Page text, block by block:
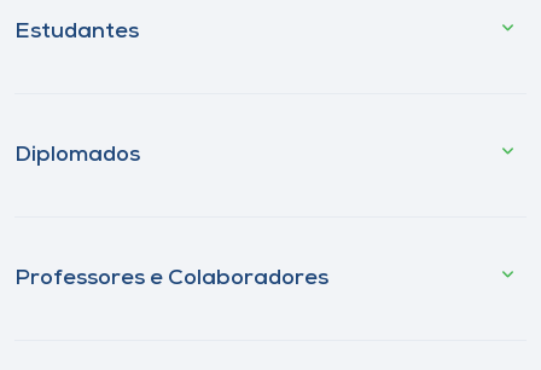
Estudantes
Diplomados
Professores e Colaboradores